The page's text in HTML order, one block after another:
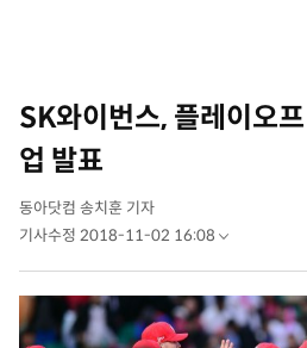
SK와이번스, 플레이오
업 발표
동아닷컴 송치훈 기자
기사수정 2018-11-02 16:08